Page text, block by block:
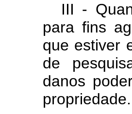
III -
para fins
que estiver
de
danos
propriedade.